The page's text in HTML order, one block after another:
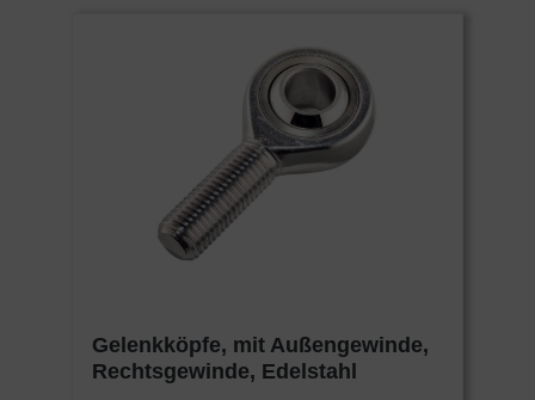
Gelenkköpfe, mit Außengewinde,
Rechtsgewinde, Edelstahl